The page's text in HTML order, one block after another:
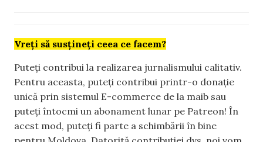
Vreți să susțineți ceea ce facem?
Puteți contribui la realizarea jurnalismului calitativ.
Pentru aceasta, puteți contribui printr-o donație
unică prin sistemul E-commerce de la maib sau
puteți întocmi un abonament lunar pe Patreon! În
acest mod, puteți fi parte a schimbării în bine